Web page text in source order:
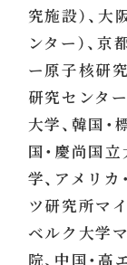
究施設）、
ンター）、
ー原子核研
研究センタ
大学、韓国・
国・慶尚国
学、アメリカ
ツ研究所マ
ベルク大学
院、中国・